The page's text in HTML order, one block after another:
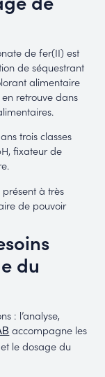
de fer(II) est
de séquestrant
alimentaire
retrouve dans
trois classes
fixateur de
à très
de pouvoir
du
: l’analyse,
accompagne les
le dosage du